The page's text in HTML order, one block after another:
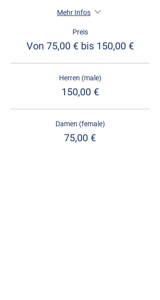
Mehr Infos
Preis
Von 75,00 € bis 150,00 €
Herren (male)
150,00 €
Damen (female)
75,00 €